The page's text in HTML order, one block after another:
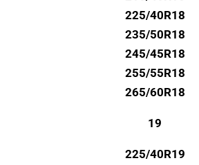
225/40R18
235/50R18
245/45R18
255/55R18
265/60R18
19
225/40R19